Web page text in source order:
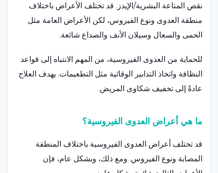
نقص المناعة البشرية/الإيدز. قد تختلف الأعراض باختلاف
منطقة العدوى ونوع الفيروس، لكن الأعراض العامة مثل
الحمى والسعال وسيلان الأنف والصداع شائعة.
للحماية من العدوى الفيروسية، من المهم الانتباه إلى قواعد
النظافة واتخاذ التدابير الوقائية مثل التطعيمات. يهدف العلاج
عادةً إلى تخفيف شكاوى المريض.
ما هي أعراض العدوى الفيروسية؟
قد تختلف أعراض العدوى الفيروسية باختلاف المنطقة
المصابة ونوع الفيروس. ومع ذلك، وبشكل عام، فإن